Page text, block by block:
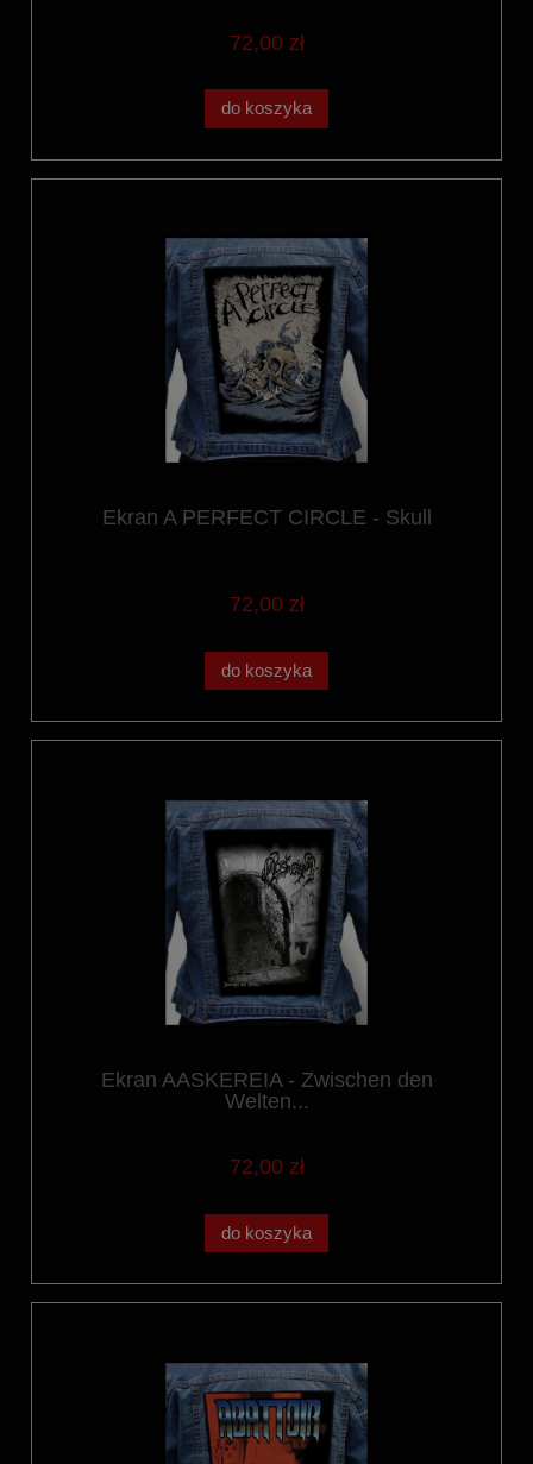
72,00 zł
do koszyka
Ekran A PERFECT CIRCLE - Skull
72,00 zł
do koszyka
Ekran AASKEREIA - Zwischen den
Welten...
72,00 zł
do koszyka